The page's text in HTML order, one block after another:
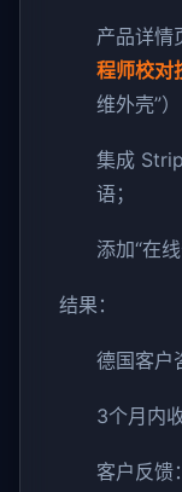
产品详情
程师校对
维外壳”）
集成
语；
添加“在
结果：
德国客户
3个月内
客户反馈